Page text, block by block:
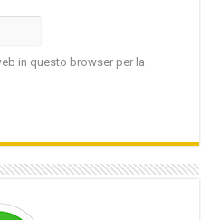
in questo browser per la